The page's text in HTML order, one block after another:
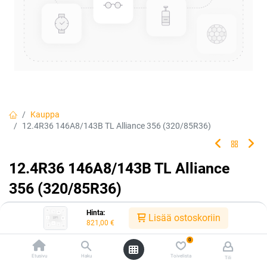
Hinta:
821,00 € Lisää ostoskoriin
Etusivu Haku
0
Toivelista Tili
Kauppa
12.4R36 146A8/143B TL Alliance 356 (320/85R36)
12.4R36 146A8/143B TL Alliance
356 (320/85R36)
5705055028799 Tuotekoodi:306994
Tällä tuotteella ei ole kelvollista yhdistelmää.